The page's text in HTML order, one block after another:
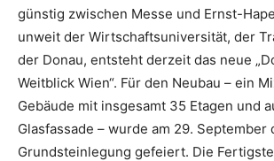
günstig zwischen Messe und Ernst-
unweit der Wirtschaftsuniversität, der
der Donau, entsteht derzeit das neue
Weitblick Wien“. Für den Neubau – ein
Gebäude mit insgesamt 35 Etagen und
Glasfassade – wurde am 29. September
Grundsteinlegung gefeiert. Die